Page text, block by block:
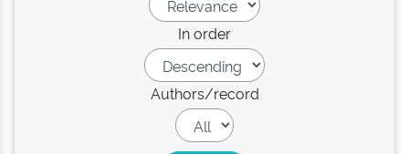
In order
Authors/record